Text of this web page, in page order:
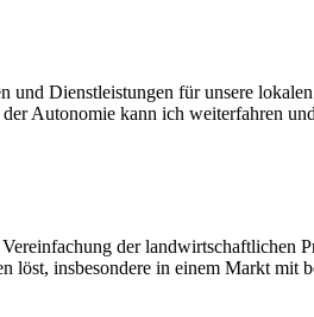
Dienstleistungen für unsere
Autonomie kann ich weiterfahren
der landwirtschaftlichen
insbesondere in einem Markt mit